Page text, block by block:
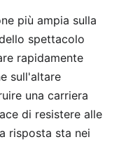
più ampia sulla
spettacolo
rapidamente
sull'altare
una carriera
di resistere alle
risposta sta nei